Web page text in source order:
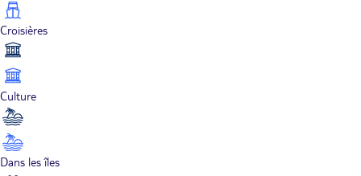
Croisières
Culture
Dans les îles